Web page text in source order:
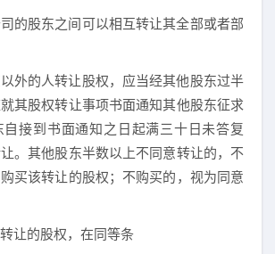
的股东之间可以相互转让其全部或者部
外的人转让股权，应当经其他股东过半
其股权转让事项书面通知其他股东征求
接到书面通知之日起满三十日未答复
。其他股东半数以上不同意转让的，不
买该转让的股权；不购买的，视为同意
让的股权，在同等条